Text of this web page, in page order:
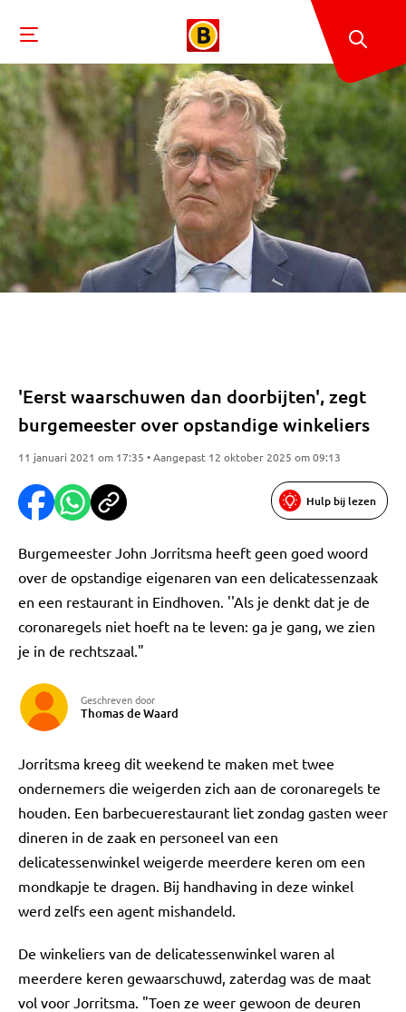
'Eerst waarschuwen dan doorbijten', zegt
burgemeester over opstandige winkeliers
11 januari 2021 om 17:35 • Aangepast 12 oktober 2025 om 09:13
Hulp bij lezen
Burgemeester John Jorritsma heeft geen goed woord
over de opstandige eigenaren van een delicatessenzaak
en een restaurant in Eindhoven. ''Als je denkt dat je de
coronaregels niet hoeft na te leven: ga je gang, we zien
je in de rechtszaal."
Geschreven door
Thomas de Waard
Jorritsma kreeg dit weekend te maken met twee
ondernemers die weigerden zich aan de coronaregels te
houden. Een barbecuerestaurant liet zondag gasten weer
dineren in de zaak en personeel van een
delicatessenwinkel weigerde meerdere keren om een
mondkapje te dragen. Bij handhaving in deze winkel
werd zelfs een agent mishandeld.
De winkeliers van de delicatessenwinkel waren al
meerdere keren gewaarschuwd, zaterdag was de maat
vol voor Jorritsma. "Toen ze weer gewoon de deuren